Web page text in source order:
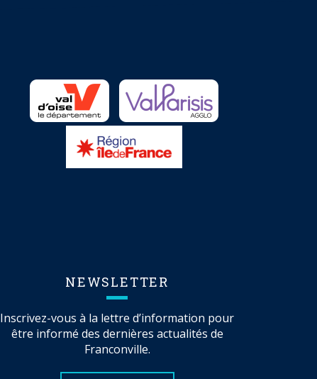
NEWSLETTER
Inscrivez-vous à la lettre d’information pour
être informé des dernières actualités de
Franconville.